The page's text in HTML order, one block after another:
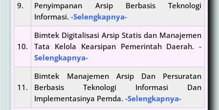
9.
Penyimpanan Arsip Berbasis Teknologi
Informasi.-Selengkapnya-
10.
Bimtek Digitalisasi Arsip Statis dan Manajemen
Tata Kelola Kearsipan Pemerintah Daerah.-
Selengkapnya-
11.
Bimtek Manajemen Arsip Dan Persuratan
Berbasis Teknologi Informasi Dan
Implementasinya Pemda.-Selengkapnya-